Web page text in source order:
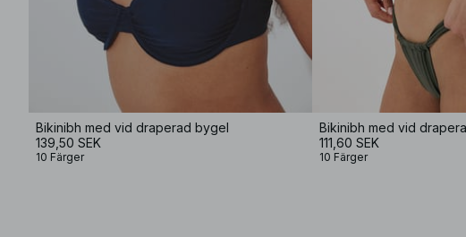
Bikinibh med vid draperad bygel
139,50 SEK
10 Färger
Bikinibh med vid
111,60 SEK
10 Färger